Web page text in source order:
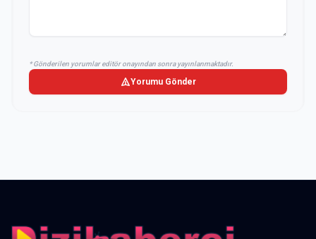
* Gönderilen yorumlar editör onayından sonra yayınlanmaktadır.
Yorumu Gönder